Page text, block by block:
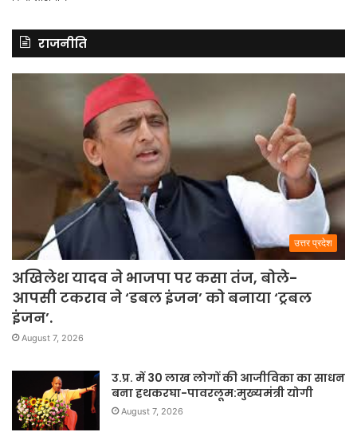
राजनीति
उत्तर प्रदेश
अखिलेश यादव ने भाजपा पर कसा तंज, बोले-
आपसी टकराव ने ‘डबल इंजन’ को बनाया ‘ट्रबल
इंजन’.
August 7, 2026
उ.प्र. में 30 लाख लोगों की आजीविका का साधन
बना हथकरघा-पावरलूम:मुख्यमंत्री योगी
August 7, 2026